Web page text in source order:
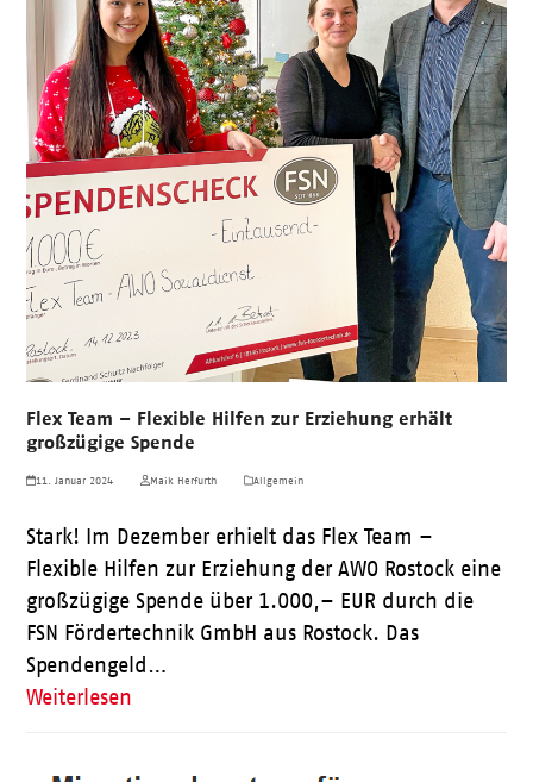
Flex Team – Flexible Hilfen zur Erziehung erhält
großzügige Spende
11. Januar 2024 Maik Herfurth Allgemein
Stark! Im Dezember erhielt das Flex Team –
Flexible Hilfen zur Erziehung der AWO Rostock eine
großzügige Spende über 1.000,– EUR durch die
FSN Fördertechnik GmbH aus Rostock. Das
Spendengeld…
Weiterlesen